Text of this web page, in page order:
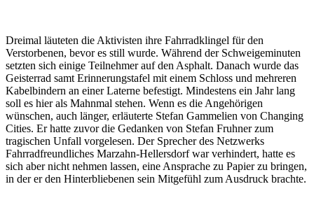
Dreimal läuteten die Aktivisten ihre Fahrradklingel für den
Verstorbenen, bevor es still wurde. Während der Schweigeminuten
setzten sich einige Teilnehmer auf den Asphalt. Danach wurde das
Geisterrad samt Erinnerungstafel mit einem Schloss und mehreren
Kabelbindern an einer Laterne befestigt. Mindestens ein Jahr lang
soll es hier als Mahnmal stehen. Wenn es die Angehörigen
wünschen, auch länger, erläuterte Stefan Gammelien von Changing
Cities. Er hatte zuvor die Gedanken von Stefan Fruhner zum
tragischen Unfall vorgelesen. Der Sprecher des Netzwerks
Fahrradfreundliches Marzahn-Hellersdorf war verhindert, hatte es
sich aber nicht nehmen lassen, eine Ansprache zu Papier zu bringen,
in der er den Hinterbliebenen sein Mitgefühl zum Ausdruck brachte.